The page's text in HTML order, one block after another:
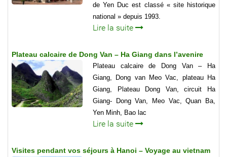
de Yen Duc est classé « site historique
national » depuis 1993.
Lire la suite
Plateau calcaire de Dong Van – Ha Giang dans l’avenire
Plateau calcaire de Dong Van – Ha
Giang, Dong van Meo Vac, plateau Ha
Giang, Plateau Dong Van, circuit Ha
Giang- Dong Van, Meo Vac, Quan Ba,
Yen Minh, Bao lac
Lire la suite
Visites pendant vos séjours à Hanoi – Voyage au vietnam